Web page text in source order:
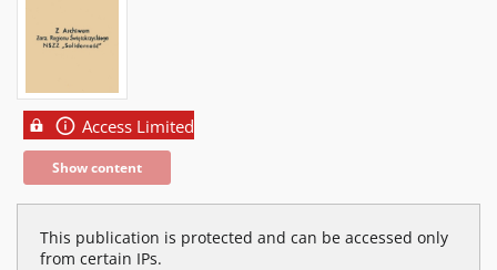
Access Limited
Show content
This publication is protected and can be accessed only
from certain IPs.